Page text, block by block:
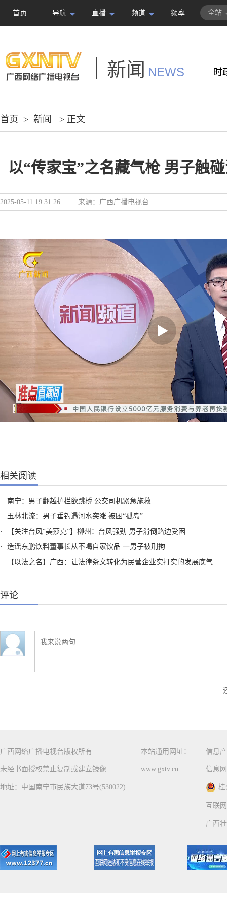
首页 导航 直播 频道 频率 全站
新闻 NEWS 时
首页 > 新闻 > 正文
以“传家宝”之名藏气枪 男子触
2025-05-11 19:31:26 来源： 广西广播电视台
相关阅读
·
南宁：男子翻越护栏欲跳桥 公交司机紧急施救
·
玉林北流：男子垂钓遇河水突涨 被困“孤岛”
·
【关注台风“美莎克”】柳州：台风强劲 男子滑倒路边受困
·
造谣东鹏饮料董事长从不喝自家饮品 一男子被刑拘
·
【以法之名】广西：让法律条文转化为民营企业实打实的发展底气
评论
广西网络广播电视台版权所有
未经书面授权禁止复制或建立镜像
地址：中国南宁市民族大道73号(530022)
本站通用网址：
www.gxtv.cn
信息
信息
桂
互联
广西